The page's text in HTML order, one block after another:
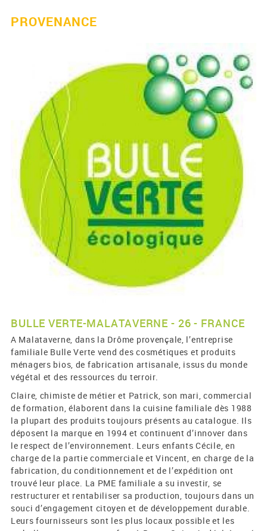
PROVENANCE
BULLE VERTE-MALATAVERNE - 26 - FRANCE
A Malataverne, dans la Drôme provençale, l’entreprise
familiale Bulle Verte vend des cosmétiques et produits
ménagers bios, de fabrication artisanale, issus du monde
végétal et des ressources du terroir.
Claire, chimiste de métier et Patrick, son mari, commercial
de formation, élaborent dans la cuisine familiale dès 1988
la plupart des produits toujours présents au catalogue. Ils
déposent la marque en 1994 et continuent d’innover dans
le respect de l’environnement. Leurs enfants Cécile, en
charge de la partie commerciale et Vincent, en charge de la
fabrication, du conditionnement et de l’expédition ont
trouvé leur place. La PME familiale a su investir, se
restructurer et rentabiliser sa production, toujours dans un
souci d’engagement citoyen et de développement durable.
Leurs fournisseurs sont les plus locaux possible et les